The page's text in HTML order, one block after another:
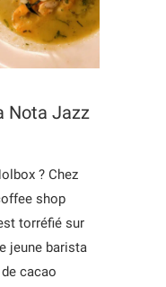
Nota Jazz
? Chez
shop
torréfié sur
jeune barista
cacao